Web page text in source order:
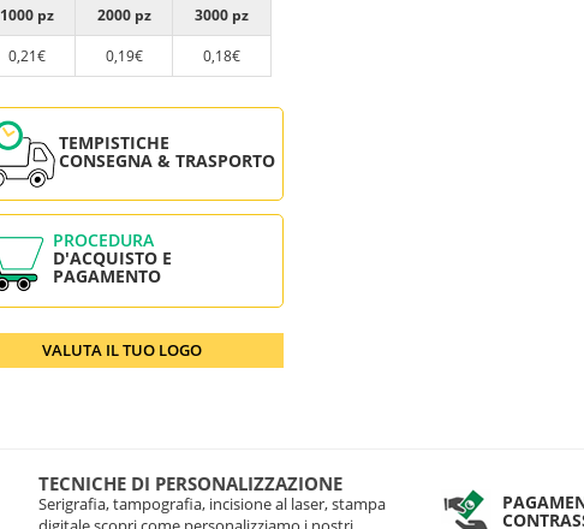
1000 pz 2000 pz
3000 pz
0,21€ 0,19€ 0,18€
TEMPISTICHE
CONSEGNA & TRASPORTO
PROCEDURA
D'ACQUISTO E
PAGAMENTO
VALUTA IL TUO LOGO
TECNICHE DI PERSONALIZZAZIONE
Serigrafia, tampografia, incisione al laser, stampa